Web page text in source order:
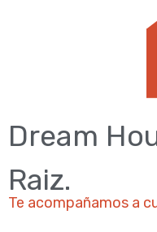
Dream
Raiz.
Te acompañamos a